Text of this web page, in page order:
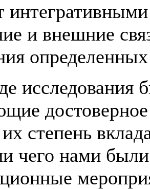
и внешние
исследования
степень
чего нами